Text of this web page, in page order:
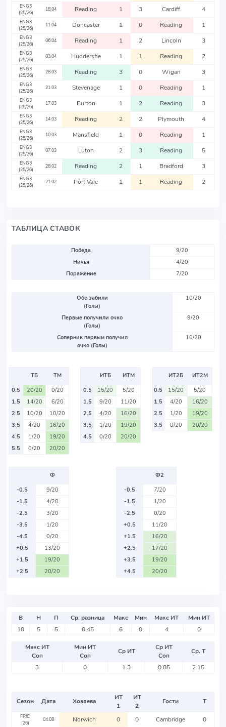
ENG3
(25/26)
18.04 Reading 1 3 Cardiff 4
ENG3
(25/26)
11.04 Doncaster 1 0 Reading 1
ENG3
(25/26)
06.04 Reading 1 2 Lincoln 3
ENG3
(25/26)
03.04 Huddersfie 1 1 Reading 2
ENG3
(25/26)
28.03 Reading 3 0 Wigan 3
ENG3
(25/26)
21.03 Stevenage 1 0 Reading 1
ENG3
(25/26)
17.03 Burton 1 2 Reading 3
ENG3
(25/26)
14.03 Reading 2 2 Plymouth 4
ENG3
(25/26)
10.03 Mansfield 1 0 Reading 1
ENG3
(25/26)
07.03 Luton 2 3 Reading 5
ENG3
(25/26)
28.02 Reading 2 1 Bradford 3
ENG3
(25/26)
21.02 Port Vale 1 1 Reading 2
ТАБЛИЦА СТАВОК
Победа
9/20
Ничья
4/20
Поражение
7/20
Обе забили
(Голы)
10/20
Первые получили очко
(Голы)
9/20
Соперник первым получил
очко (Голы)
10/20
ТБ
ТМ
0.5
20/20
0/20
1.5
14/20
6/20
2.5
10/20
10/20
3.5
4/20
16/20
4.5
1/20
19/20
5.5
0/20 20/20
ИТБ
ИТМ
0.5
15/20
5/20
1.5
9/20
11/20
2.5
4/20
16/20
3.5
1/20
19/20
4.5
0/20 20/20
ИТ2Б
ИТ2М
0.5
15/20
5/20
1.5
4/20
16/20
2.5
1/20
19/20
3.5
0/20 20/20
Ф
-0.5
9/20
-1.5
4/20
-2.5
3/20
-3.5
1/20
-4.5
0/20
+0.5
13/20
+1.5
19/20
+2.5
20/20
Ф2
-0.5
7/20
-1.5
1/20
-2.5
0/20
+0.5
11/20
+1.5
16/20
+2.5
17/20
+3.5
19/20
+4.5
20/20
В Н П Ср. разница Макс Мин Макс ИТ
Мин ИТ
10
5 5 0.45 6 0 4 0
Макс ИТ
Соп
Мин ИТ
Соп
Ср ИТ
Ср ИТ
Соп
Ср. Т
3
0 1.3 0.85 2.15
Сезон Дата Хозяева
ИТ
1
ИТ
2
Гости Т
FRIC
(26)
04.08 Norwich 0 0 Cambridge 0